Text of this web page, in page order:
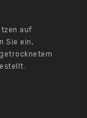
auf
Sie ein,